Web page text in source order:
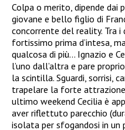
Colpa o merito, dipende dai
giovane e bello figlio di
concorrente del reality. Tra i
fortissimo prima d’intesa,
qualcosa di più… Ignazio e
l’uno dall’altra e pare
la scintilla. Sguardi, sorrisi,
trapelare la forte
ultimo weekend Cecilia è
aver riflettuto parecchio
isolata per sfogandosi in un